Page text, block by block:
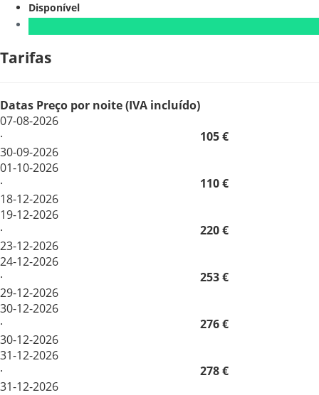
Disponível
Tarifas
Datas Preço por noite (IVA incluído)
07-08-2026
·
30-09-2026
105 €
01-10-2026
·
18-12-2026
110 €
19-12-2026
·
23-12-2026
220 €
24-12-2026
·
29-12-2026
253 €
30-12-2026
·
30-12-2026
276 €
31-12-2026
·
31-12-2026
278 €